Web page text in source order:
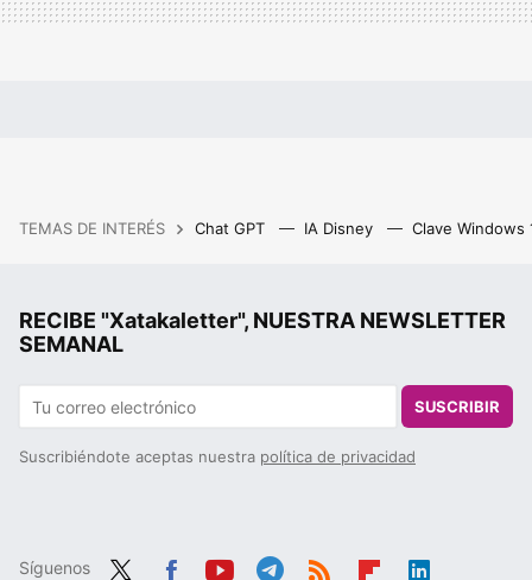
TEMAS DE INTERÉS Chat GPT IA Disney Clave Windows
RECIBE "Xatakaletter", NUESTRA NEWSLETTER
SEMANAL
SUSCRIBIR
Suscribiéndote aceptas nuestra política de privacidad
Síguenos